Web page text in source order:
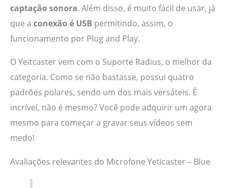
captação sonora. Além disso, é muito fácil de usar, já
que a conexão é USB permitindo, assim, o
funcionamento por Plug and Play.
O Yeitcaster vem com o Suporte Radius, o melhor da
categoria. Como se não bastasse, possui quatro
padrões polares, sendo um dos mais versáteis. É
incrível, não é mesmo? Você pode adquirir um agora
mesmo para começar a gravar seus vídeos sem
medo!
Avaliações relevantes do Microfone Yeticaster – Blue